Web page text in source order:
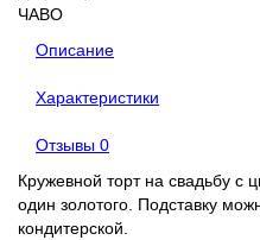
ЧАВО
Описание
Характеристики
Отзывы 0
Кружевной торт на свадьбу с
один золотого. Подставку
кондитерской.